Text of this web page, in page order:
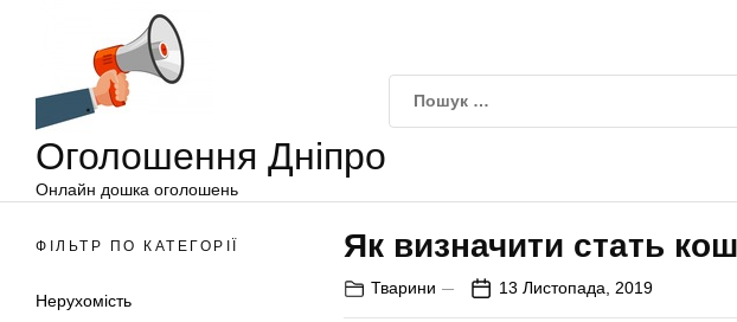
Оголошення Дніпро
Онлайн дошка оголошень
ФІЛЬТР ПО КАТЕГОРІЇ
Нерухомість
Як визначити стать
Тварини 13 Листопада, 2019